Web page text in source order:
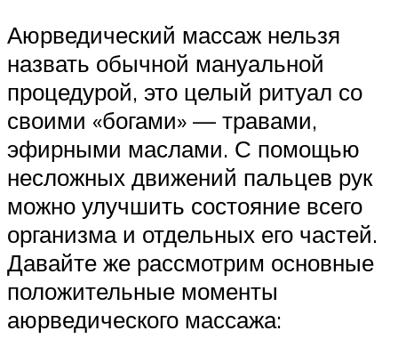
Аюрведический массаж нельзя
назвать обычной мануальной
процедурой, это целый ритуал со
своими «богами» — травами,
эфирными маслами. С помощью
несложных движений пальцев рук
можно улучшить состояние всего
организма и отдельных его частей.
Давайте же рассмотрим основные
положительные моменты
аюрведического массажа: